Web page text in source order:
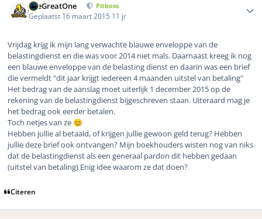
TheGreatOne Pitboss
Geplaatst 16 maart 2015 11 jr
Vrijdag krijg ik mijn lang verwachte blauwe enveloppe van de
belastingdienst en die was voor 2014 niet mals. Daarnaast kreeg ik nog
een blauwe enveloppe van de belasting dienst en daarin was een brief
die vermeldt "dit jaar krijgt iedereen 4 maanden uitstel van betaling"
Het bedrag van de aanslag moet uiterlijk 1 december 2015 op de
rekening van de belastingdienst bijgeschreven staan. Uiteraard mag je
het bedrag ook eerder betalen.
Toch netjes van ze 😊
Hebben jullie al betaald, of krijgen jullie gewoon geld terug? Hebben
jullie deze brief ook ontvangen? Mijn boekhouders wisten nog van niks
dat de belastingdienst als een generaal pardon dit hebben gedaan
(uitstel van betaling) Enig idee waarom ze dat doen?
Citeren